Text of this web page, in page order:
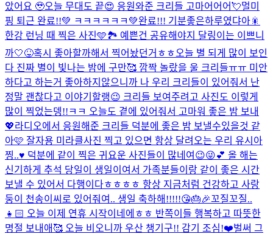
았어요 🥹오늘 무대도 끝😍 응원와준 크리들 고마어어어💘멀미
핑 퇴근 완료!!💚 ㅋㅋㅋㅋㅋㅋ💚완료!!! 기분좋은하루였댜아🎇
한강 런닝 때 찍은 사진🩵🏞️ 예쁜건 공유해야지 달링이는 이쁘니
까🤍😝혹시 좋아할까해서 찍어놨던거 ㅎㅎ오늘 별 되게 많이 보인
다 진짜 별이 빛나는 밤에 구만🥰 깜짝 놀랐을 울 크리들ㅠㅠ 미안
하다고 하는거 좋아하지않으니까 나 우리 크리들이 있어줘서 난
정말 괜찮다고 이야기할랭😉 크리들 보여주려고 사진도 이렇게
많이 찍었는뎅!!ㅋㅋ 오늘도 곁에 있어줘서 고마워 좋은 밤 보내
💖라디오에서 응원해준 크리들 덕분에 좋은 밤 보낼수있을것 같
아🩷 잘자용 미라클사진 찍고 있으면 항상 달려오는 우리 유시아
찡..♥️ 덕분에 같이 찍은 귀요운 사진들이 많네여😉😜💕 올 해는
신기하게 추석 당일이 생일이여서 가족분들이랑 같이 좋은 시간
보낼 수 있어서 다행이다ㅎㅎㅎㅎ 항상 지금처럼 건강하고 사랑
둥이 천송이씨로 있어줘여.. 생일 축하해!!!!!😘🎂🎉꼬질꼬질..
👧🏻 오늘 이제 연휴 시작이네에ㅎㅎ 반쪽이들 행복하고 따뜻한
명절 보내애🥰 오늘 비오니까 우산 챙기구!! 감기 조심!❤️벌써 그